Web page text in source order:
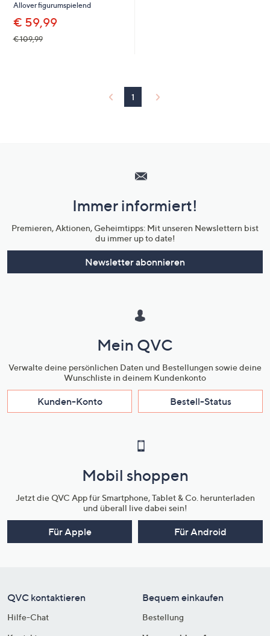
Allover figurumspielend
€ 59,99
€ 109,99
1
Unternehmensinformationen
Immer informiert!
Premieren, Aktionen, Geheimtipps: Mit unseren Newslettern bist
du immer up to date!
Newsletter abonnieren
Mein QVC
Verwalte deine persönlichen Daten und Bestellungen sowie deine
Wunschliste in deinem Kundenkonto
Kunden-Konto Bestell-Status
Mobil shoppen
Jetzt die QVC App für Smartphone, Tablet & Co. herunterladen
und überall live dabei sein!
Für Apple Für Android
QVC kontaktieren
Hilfe-Chat
Bequem einkaufen
Bestellung